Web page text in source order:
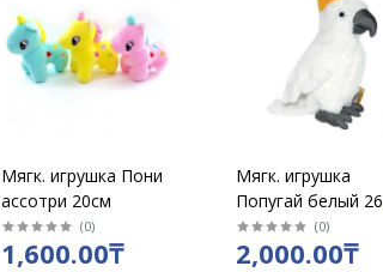
Мягк. игрушка Пони
ассотри 20см
(0)
1,600.00₸
Мягк. игрушка
Попугай белый 26
см
(0)
2,000.00₸